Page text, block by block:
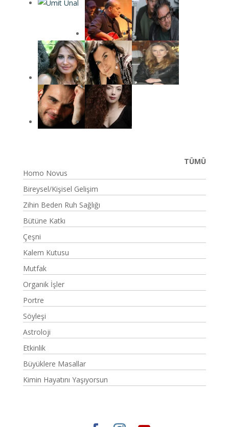
TÜMÜ
Homo Novus
Bireysel/Kişisel Gelişim
Zihin Beden Ruh Sağlığı
Bütüne Katkı
Çeşni
Kalem Kutusu
Mutfak
Organik İşler
Portre
Söyleşi
Astroloji
Etkinlik
Büyüklere Masallar
Kimin Hayatını Yaşıyorsun